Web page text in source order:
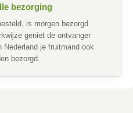
bezorging
is morgen bezorgd.
geniet de ontvanger
je fruitmand ook
bezorgd.